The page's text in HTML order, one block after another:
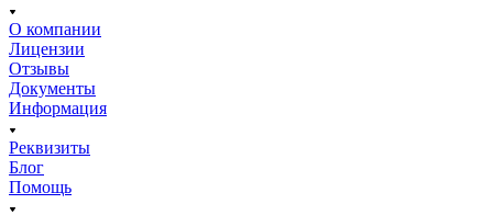
О компании
Лицензии
Отзывы
Документы
Информация
Реквизиты
Блог
Помощь